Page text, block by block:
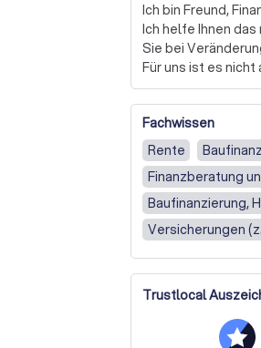
Ich bin Freund,
Ich helfe Ihnen
Sie bei
Für uns ist es
möchten. Für uns
Lebenssituation
Für junge
und optimieren
Ziel unserer
Und Ihren Ertrag
Fachwissen
Rente
Finanzberatung
Baufinanzierung,
Versicherungen
Keine Präferenz
Trustlocal